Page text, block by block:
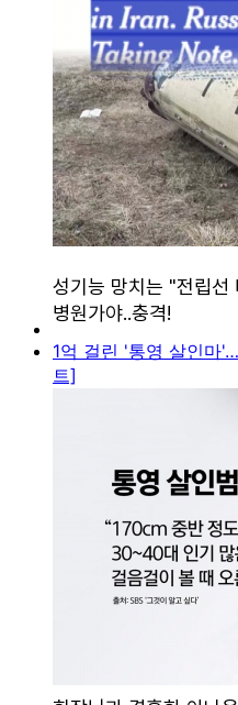
1억 걸린 '통영 살인마
트]